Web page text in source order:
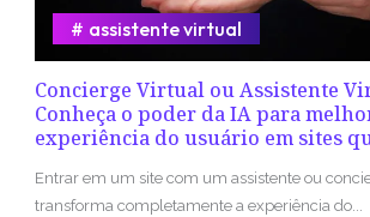
Concierge Virtual ou Assistente
Conheça o poder da IA para
experiência do usuário em sites
assistente virtual
Entrar em um site com um assistente ou
transforma completamente a experiência do...